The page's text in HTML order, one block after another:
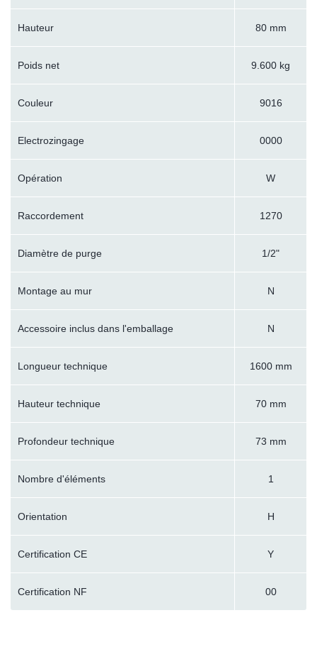
Hauteur 80 mm
Poids net 9.600 kg
Couleur 9016
Electrozingage 0000
Opération W
Raccordement 1270
Diamètre de purge 1/2"
Montage au mur N
Accessoire inclus dans l'emballage N
Longueur technique 1600 mm
Hauteur technique 70 mm
Profondeur technique 73 mm
Nombre d'éléments 1
Orientation H
Certification CE Y
Certification NF 00